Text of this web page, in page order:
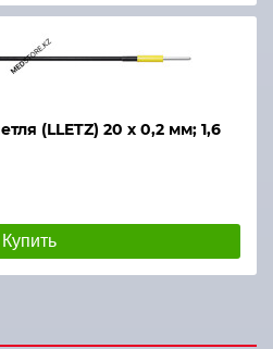
(LLETZ) 20 х 0,2 мм; 1,6
Купить